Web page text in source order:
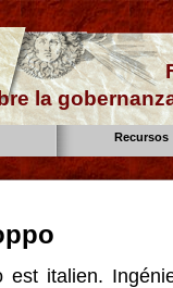
la
Recursos
est italien.